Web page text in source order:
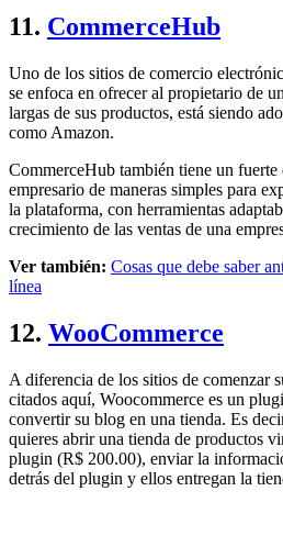
11. CommerceHub
Uno de los sitios de comercio
se enfoca en ofrecer al propietario de
largas de sus productos, está siendo
como Amazon.
CommerceHub también tiene un fuerte
empresario de maneras simples para
la plataforma, con herramientas
crecimiento de las ventas de una
Ver también: Cosas que debe saber
línea
12. WooCommerce
A diferencia de los sitios de comenzar
citados aquí, Woocommerce es un
convertir su blog en una tienda. Es
quieres abrir una tienda de productos
plugin (R$ 200.00), enviar la
detrás del plugin y ellos entregan la